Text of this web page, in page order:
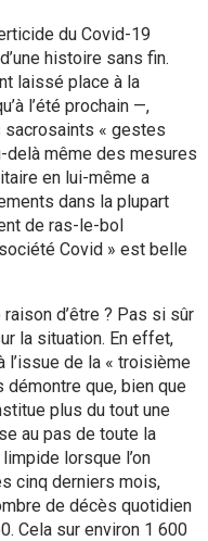
du Covid-19
histoire sans fin.
laissé place à la
l’été prochain —,
sacrosaints « gestes
delà même des mesures
en lui-même a
dans la plupart
de ras-le-bol
Covid » est belle
d’être ? Pas si sûr
la situation. En effet,
l’issue de la « troisième
démontre que, bien que
plus du tout une
au pas de toute la
lorsque l’on
cinq derniers mois,
de décès quotidien
Cela sur environ 1 600